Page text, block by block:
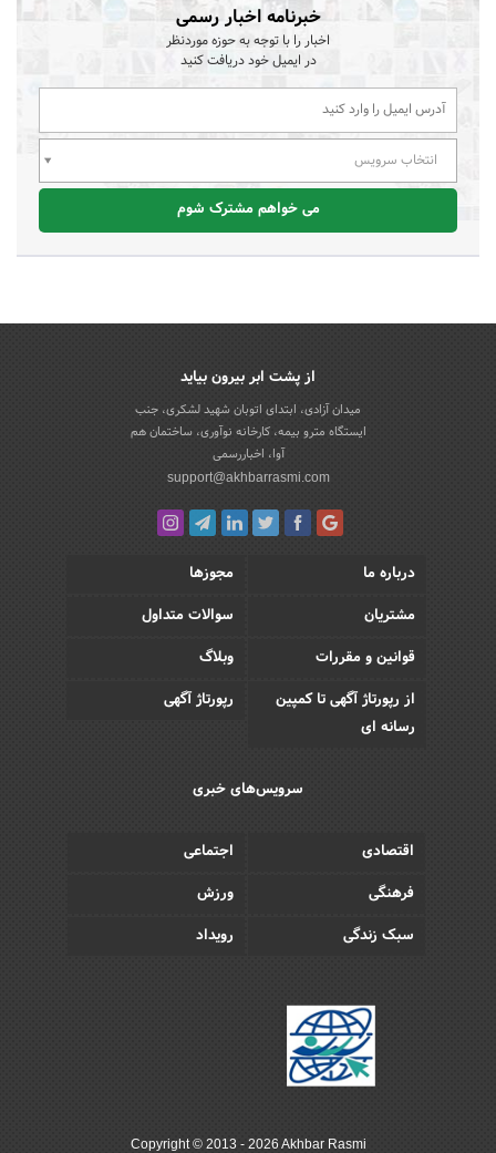
خبرنامه اخبار رسمی
اخبار را با توجه به حوزه موردنظر
در ایمیل خود دریافت کنید
انتخاب سرویس
می خواهم مشترک شوم
از پشت ابر بیرون بیاید
میدان آزادی، ابتدای اتوبان شهید لشکری، جنب
ایستگاه مترو بیمه، کارخانه نوآوری، ساختمان هم
آوا، اخباررسمی
support@akhbarrasmi.com
درباره ما
مجوزها
مشتریان
سوالات متداول
قوانین و مقررات
وبلاگ
از رپورتاژ آگهی تا کمپین
رسانه ای
رپورتاژ آگهی
سرویس‌های خبری
اقتصادی
اجتماعی
فرهنگی
ورزش
سبک زندگی
رویداد
Copyright © 2013 - 2026 Akhbar Rasmi